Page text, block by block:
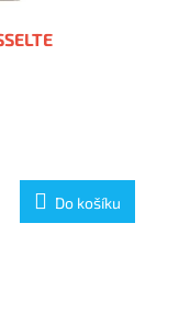
Do košíku